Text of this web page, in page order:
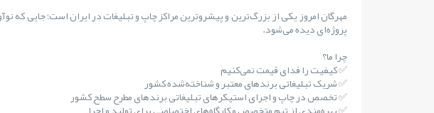
مهرگان امروز یکی از بزرگ‌ترین و پیشروترین مراکز چاپ و تبلیغات در ایران است؛ جایی که
پروژه‌ای دیده می‌شود.
چرا ما؟
✅ کیفیت را فدای قیمت نمی‌کنیم
✅ شریک تبلیغاتی برندهای معتبر و شناخته‌شده کشور
✅ تخصص در چاپ و اجرای استیکرهای تبلیغاتی برندهای مطرح سطح کشور